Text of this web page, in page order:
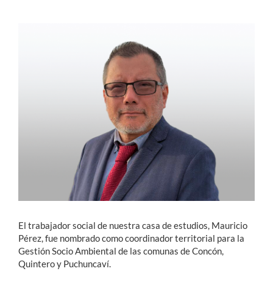
El trabajador social de nuestra casa de estudios, Mauricio
Pérez, fue nombrado como coordinador territorial para la
Gestión Socio Ambiental de las comunas de Concón,
Quintero y Puchuncaví.